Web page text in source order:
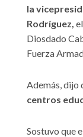
la
Rodríguez,
Diosdado
Fuerza
Además, dijo
centros
Sostuvo que